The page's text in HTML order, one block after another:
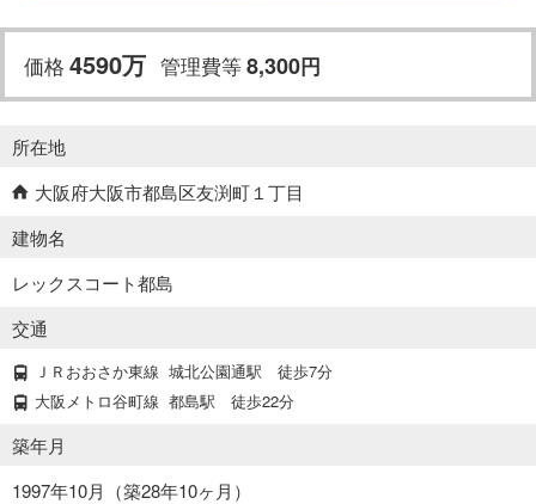
価格 4590万 管理費等8,300円
所在地
大阪府大阪市都島区友渕町１丁目
建物名
レックスコート都島
交通
ＪＲおおさか東線 城北公園通駅
徒歩7分
大阪メトロ谷町線 都島駅 徒歩22分
築年月
1997年10月（築28年10ヶ月）